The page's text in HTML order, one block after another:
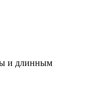
и длинным